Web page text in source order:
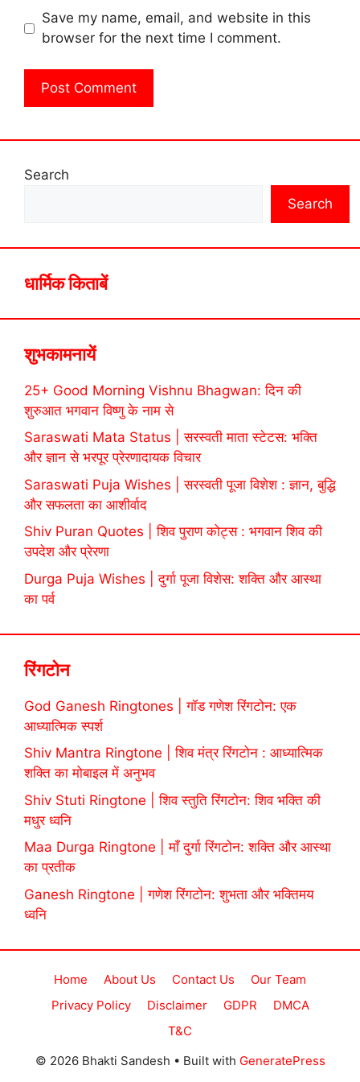
Save my name, email, and website in this
browser for the next time I comment.
Search
Search
धार्मिक किताबें
शुभकामनायें
25+ Good Morning Vishnu Bhagwan: दिन की
शुरुआत भगवान विष्णु के नाम से
Saraswati Mata Status | सरस्वती माता स्टेटस: भक्ति
और ज्ञान से भरपूर प्रेरणादायक विचार
Saraswati Puja Wishes | सरस्वती पूजा विशेश : ज्ञान, बुद्धि
और सफलता का आशीर्वाद
Shiv Puran Quotes | शिव पुराण कोट्स : भगवान शिव की
उपदेश और प्रेरणा
Durga Puja Wishes | दुर्गा पूजा विशेस: शक्ति और आस्था
का पर्व
रिंगटोन
God Ganesh Ringtones | गॉड गणेश रिंगटोन: एक
आध्यात्मिक स्पर्श
Shiv Mantra Ringtone | शिव मंत्र रिंगटोन : आध्यात्मिक
शक्ति का मोबाइल में अनुभव
Shiv Stuti Ringtone | शिव स्तुति रिंगटोन: शिव भक्ति की
मधुर ध्वनि
Maa Durga Ringtone | माँ दुर्गा रिंगटोन: शक्ति और आस्था
का प्रतीक
Ganesh Ringtone | गणेश रिंगटोन: शुभता और भक्तिमय
ध्वनि
Home About Us Contact Us
Our Team
Privacy Policy
Disclaimer GDPR
DMCA
T&C
© 2026 Bhakti Sandesh • Built with GeneratePress